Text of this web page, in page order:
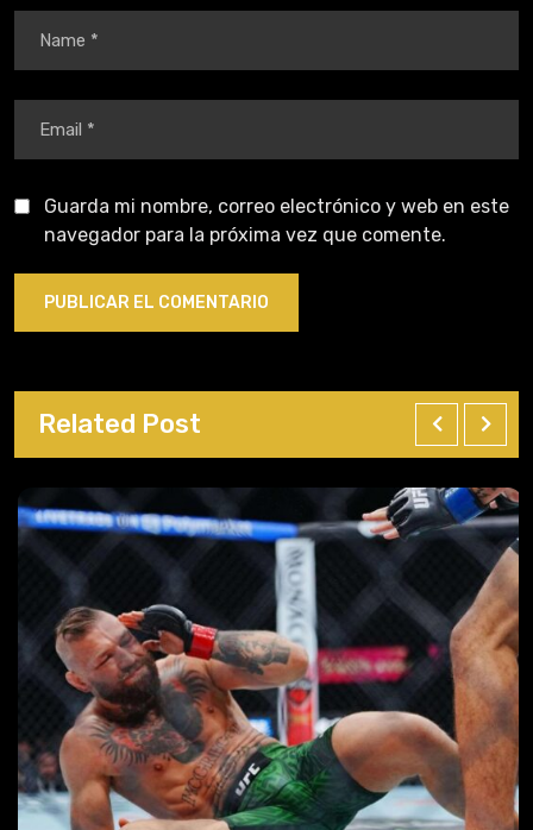
Guarda mi nombre, correo electrónico y web en este
navegador para la próxima vez que comente.
Related Post